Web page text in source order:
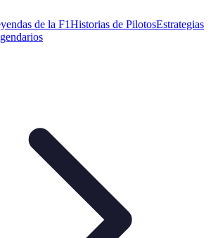
de la F1Historias de PilotosEstrategias